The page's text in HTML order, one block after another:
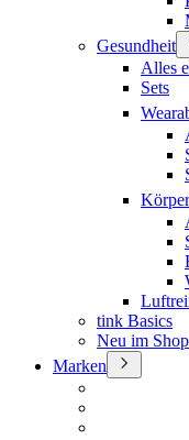
Gesundheit
Alles
Sets
tink Basics
Neu im Shop
Marken